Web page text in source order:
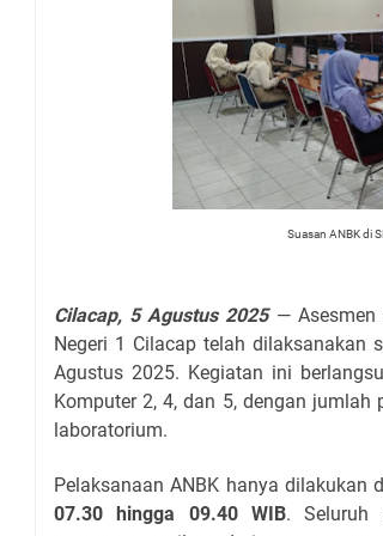
Suasan ANBK di
Cilacap, 5 Agustus 2025— Asesmen
Negeri 1 Cilacap telah
Agustus 2025. Kegiatan ini
Komputer 2, 4, dan 5, dengan
laboratorium.
Pelaksanaan ANBK hanya dilakukan
07.30 hingga 09.40 WIB. Seluruh